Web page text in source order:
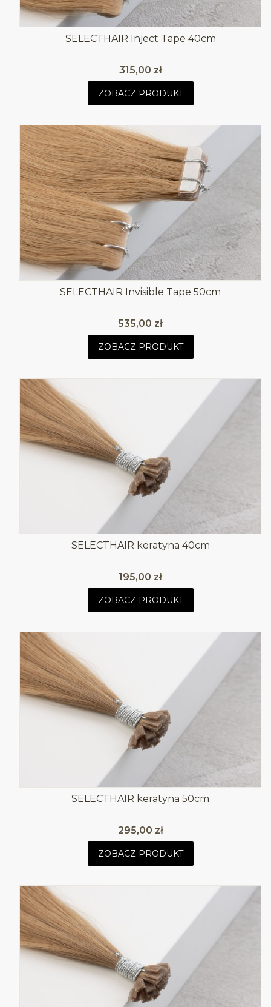
SELECTHAIR Inject Tape 40cm
Cena
315,00 zł
ZOBACZ PRODUKT
SELECTHAIR Invisible Tape 50cm
Cena
535,00 zł
ZOBACZ PRODUKT
SELECTHAIR keratyna 40cm
Cena
195,00 zł
ZOBACZ PRODUKT
SELECTHAIR keratyna 50cm
Cena
295,00 zł
ZOBACZ PRODUKT